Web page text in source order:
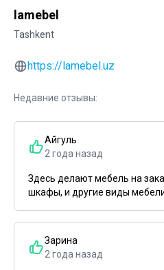
lamebel
Tashkent
https://lamebel.uz
Недавние отзывы:
Айгуль
2 года назад
Здесь делают мебель на
шкафы, и другие виды
Зарина
2 года назад